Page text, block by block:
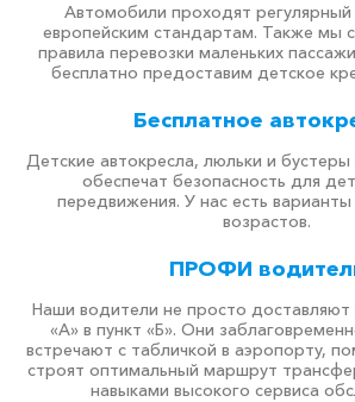
Автомобили проходят
европейским стандартам. Также мы
правила перевозки маленьких
бесплатно предоставим детское
Бесплатное
Детские автокресла, люльки и бустеры
обеспечат безопасность для
передвижения. У нас есть
возрастов.
ПРОФИ
Наши водители не просто доставляют
«А» в пункт «Б». Они
встречают с табличкой в аэропорту,
строят оптимальный маршрут
навыками высокого сервиса